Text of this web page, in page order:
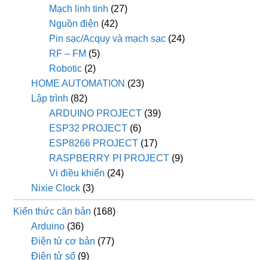
Mạch linh tinh (27)
Nguồn điện (42)
Pin sạc/Acquy và mạch sạc (24)
RF – FM (5)
Robotic (2)
HOME AUTOMATION (23)
Lập trình (82)
ARDUINO PROJECT (39)
ESP32 PROJECT (6)
ESP8266 PROJECT (17)
RASPBERRY PI PROJECT (9)
Vi điều khiển (24)
Nixie Clock (3)
Kiến thức căn bản (168)
Arduino (36)
Điện tử cơ bản (77)
Điện tử số (9)